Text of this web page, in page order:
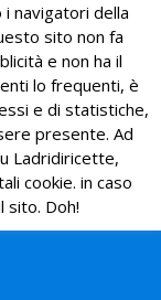
i navigatori della
sito non fa
e non ha il
lo frequenti, è
e di statistiche,
presente. Ad
Ladridiricette,
cookie. in caso
sito. Doh!